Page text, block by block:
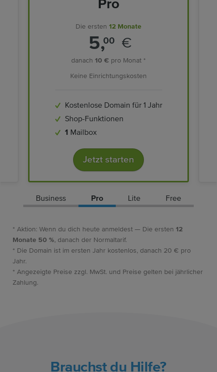
Pro
Die ersten 12 Monate
5,00 €
danach 10 € pro Monat *
Keine Einrichtungskosten
Kostenlose Domain für 1 Jahr
Shop-Funktionen
1 Mailbox
Jetzt starten
Business Pro Lite Free
* Aktion: Wenn du dich heute anmeldest — Die ersten 12
Monate 50 %, danach der Normaltarif.
* Die Domain ist im ersten Jahr kostenlos, danach 20 € pro
Jahr.
* Angezeigte Preise zzgl. MwSt. und Preise gelten bei jährlicher
Zahlung.
Brauchst du Hilfe?